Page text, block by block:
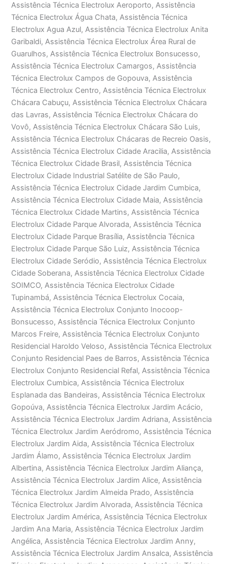
Assistência Técnica Electrolux Aeroporto, Assistência
Técnica Electrolux Água Chata, Assistência Técnica
Electrolux Agua Azul, Assistência Técnica Electrolux Anita
Garibaldi, Assistência Técnica Electrolux Área Rural de
Guarulhos, Assistência Técnica Electrolux Bonsucesso,
Assistência Técnica Electrolux Camargos, Assistência
Técnica Electrolux Campos de Gopouva, Assistência
Técnica Electrolux Centro, Assistência Técnica Electrolux
Chácara Cabuçu, Assistência Técnica Electrolux Chácara
das Lavras, Assistência Técnica Electrolux Chácara do
Vovô, Assistência Técnica Electrolux Chácara São Luis,
Assistência Técnica Electrolux Chácaras de Recreio Oasis,
Assistência Técnica Electrolux Cidade Aracilia, Assistência
Técnica Electrolux Cidade Brasil, Assistência Técnica
Electrolux Cidade Industrial Satélite de São Paulo,
Assistência Técnica Electrolux Cidade Jardim Cumbica,
Assistência Técnica Electrolux Cidade Maia, Assistência
Técnica Electrolux Cidade Martins, Assistência Técnica
Electrolux Cidade Parque Alvorada, Assistência Técnica
Electrolux Cidade Parque Brasília, Assistência Técnica
Electrolux Cidade Parque São Luiz, Assistência Técnica
Electrolux Cidade Seródio, Assistência Técnica Electrolux
Cidade Soberana, Assistência Técnica Electrolux Cidade
SOIMCO, Assistência Técnica Electrolux Cidade
Tupinambá, Assistência Técnica Electrolux Cocaia,
Assistência Técnica Electrolux Conjunto Inocoop-
Bonsucesso, Assistência Técnica Electrolux Conjunto
Marcos Freire, Assistência Técnica Electrolux Conjunto
Residencial Haroldo Veloso, Assistência Técnica Electrolux
Conjunto Residencial Paes de Barros, Assistência Técnica
Electrolux Conjunto Residencial Refal, Assistência Técnica
Electrolux Cumbica, Assistência Técnica Electrolux
Esplanada das Bandeiras, Assistência Técnica Electrolux
Gopoúva, Assistência Técnica Electrolux Jardim Acácio,
Assistência Técnica Electrolux Jardim Adriana, Assistência
Técnica Electrolux Jardim Aeródromo, Assistência Técnica
Electrolux Jardim Aida, Assistência Técnica Electrolux
Jardim Álamo, Assistência Técnica Electrolux Jardim
Albertina, Assistência Técnica Electrolux Jardim Aliança,
Assistência Técnica Electrolux Jardim Alice, Assistência
Técnica Electrolux Jardim Almeida Prado, Assistência
Técnica Electrolux Jardim Alvorada, Assistência Técnica
Electrolux Jardim América, Assistência Técnica Electrolux
Jardim Ana Maria, Assistência Técnica Electrolux Jardim
Angélica, Assistência Técnica Electrolux Jardim Anny,
Assistência Técnica Electrolux Jardim Ansalca, Assistência